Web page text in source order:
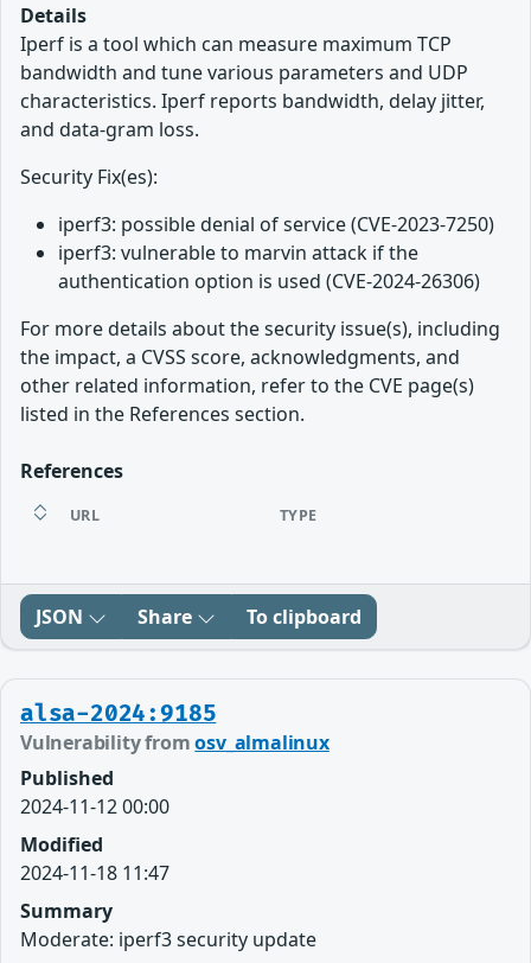
Details
Iperf is a tool which can measure maximum TCP
bandwidth and tune various parameters and UDP
characteristics. Iperf reports bandwidth, delay jitter,
and data-gram loss.
Security Fix(es):
iperf3: possible denial of service (CVE-2023-7250)
iperf3: vulnerable to marvin attack if the
authentication option is used (CVE-2024-26306)
For more details about the security issue(s), including
the impact, a CVSS score, acknowledgments, and
other related information, refer to the CVE page(s)
listed in the References section.
References
URL TYPE
JSON Share To clipboard
alsa-2024:9185
Vulnerability fromosv_almalinux
Published
2024-11-12 00:00
Modified
2024-11-18 11:47
Summary
Moderate: iperf3 security update